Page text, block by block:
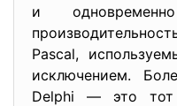
и
Pascal,
исключением.
Delphi — это тот